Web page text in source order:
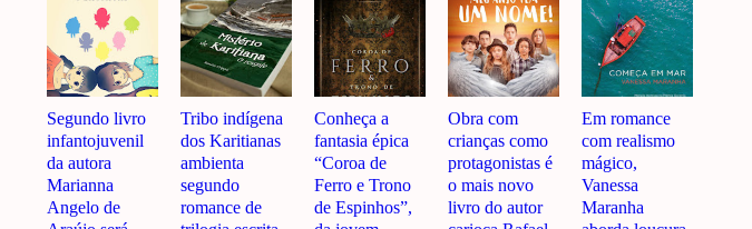
Segundo livro
infantojuvenil
da autora
Marianna
Angelo de
Tribo indígena
dos Karitianas
ambienta
segundo
romance de
Conheça a
fantasia épica
“Coroa de
Ferro e Trono
de Espinhos”,
Obra com
crianças como
protagonistas é
o mais novo
livro do autor
Em romance
com realismo
mágico,
Vanessa
Maranha